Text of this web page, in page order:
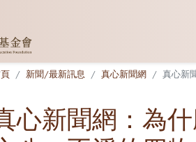
新聞/最新訊息 真心新聞網 真心新
心新聞網：為